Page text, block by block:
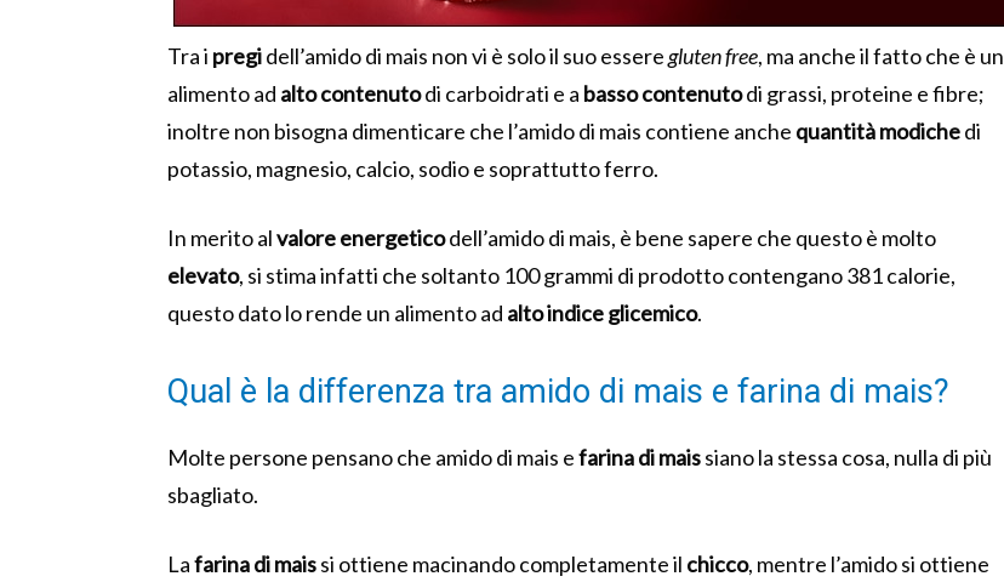
Tra i pregidell’amido di mais non vi è solo il suo esseregluten free, ma anche il fatto che è un
alimento ad alto contenutodi carboidrati e a basso contenutodi grassi, proteine e fibre;
inoltre non bisogna dimenticare che l’amido di mais contiene anche quantità modichedi
potassio, magnesio, calcio, sodio e soprattutto ferro.
In merito alvalore energeticodell’amido di mais, è bene sapere che questo è molto
elevato, si stima infatti che soltanto 100 grammi di prodotto contengano 381 calorie,
questo dato lo rende un alimento ad alto indice glicemico.
Qual è la differenza tra amido di mais e farina di mais?
Molte persone pensano che amido di mais efarina di maissiano la stessa cosa, nulla di più
sbagliato.
Lafarina di maissi ottiene macinando completamente il chicco, mentre l’amido si ottiene